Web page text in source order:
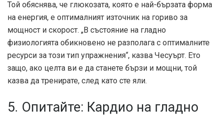
Той обяснява, че глюкозата, която е най-бързата форма
на енергия, е оптималният източник на гориво за
мощност и скорост. „В състояние на гладно
физиологията обикновено не разполага с оптималните
ресурси за този тип упражнения“, казва Чесуърт. Ето
защо, ако целта ви е да станете бързи и мощни, той
казва да тренирате, след като сте яли.
5. Опитайте: Кардио на гладно